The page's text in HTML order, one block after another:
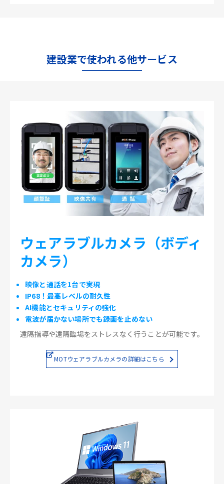
建設業で使われる他サービス
ウェアラブルカメラ（ボディ
カメラ）
映像と通話を1台で実現
IP68！最高レベルの耐久性
AI機能とセキュリティの強化
電波が届かない場所でも録画を止めない
遠隔指導や遠隔臨場をストレスなく行うことが可能です。
MOTウェアラブルカメラの詳細はこちら